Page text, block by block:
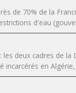
de 70% de la
d'eau
les deux cadres de la
incarcérés en